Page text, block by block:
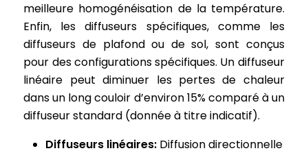
meilleure homogénéisation de la température.
Enfin, les diffuseurs spécifiques, comme les
diffuseurs de plafond ou de sol, sont conçus
pour des configurations spécifiques. Un diffuseur
linéaire peut diminuer les pertes de chaleur
dans un long couloir d’environ 15% comparé à un
diffuseur standard (donnée à titre indicatif).
Diffuseurs linéaires: Diffusion directionnelle